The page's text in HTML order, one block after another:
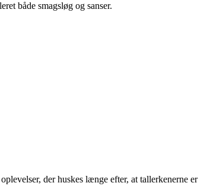
både smagsløg og sanser.
der huskes længe efter, at tallerkenerne er